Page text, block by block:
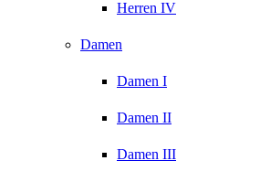
Herren IV
Damen
Damen I
Damen II
Damen III